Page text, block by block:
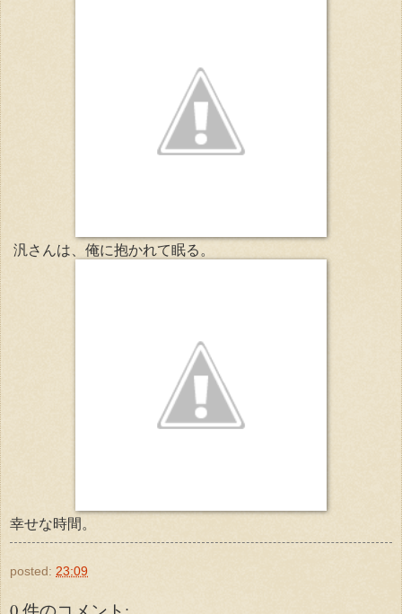
汎さんは、俺に抱かれて眠る。
幸せな時間。
posted: 23:09